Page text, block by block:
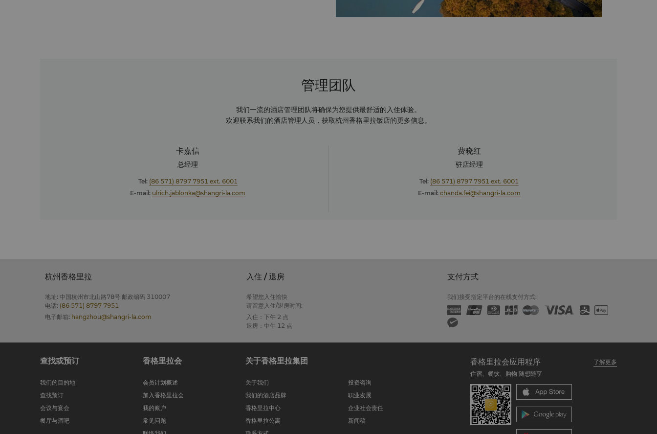
管理团队
我们一流的酒店管理团队将确保为您提供最舒适的入住体验。
欢迎联系我们的酒店管理人员，获取杭州香格里拉饭店的更多信息。
卡嘉信
总经理
Tel: (86 571) 8797 7951 ext. 6001
E-mail: ulrich.jablonka@shangri-la.com
费晓红
驻店经理
Tel: (86 571) 8797 7951 ext. 6001
E-mail: chanda.fei@shangri-la.com
杭州香格里拉
地址: 中国杭州市北山路78号 邮政编码 310007
电话: (86 571) 8797 7951
电子邮箱: hangzhou@shangri-la.com
入住 / 退房
希望您入住愉快
请留意入住/退房时间:
入住：下午 2 点
退房：中午 12 点
支付方式
我们接受指定平台的在线支付方式:
查找或预订
我们的目的地
查找预订
会议与宴会
餐厅与酒吧
香格里拉会
会员计划概述
加入香格里拉会
我的账户
常见问题
关于香格里拉集团
关于我们
我们的酒店品牌
香格里拉中心
香格里拉公寓
投资咨询
职业发展
企业社会责任
新闻稿
香格里拉会应用程序
了解更多
住宿、餐饮、购物 随想随享